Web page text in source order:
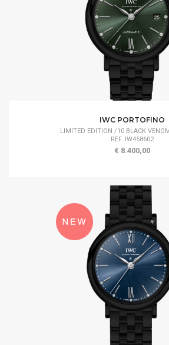
IWC PORTOFINO
LIMITED EDITION /10 BLACK
REF. IW458602
€ 8.400,00